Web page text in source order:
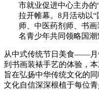
市就业促进中心主办
拉开帷幕。8月活动以
师、中医药剂师、书
名青少年共同领略国潮
从中式传统节日美食——月
到书画装裱手艺的体验，
旨在弘扬中华传统文化的
文化自信深深根植于每位